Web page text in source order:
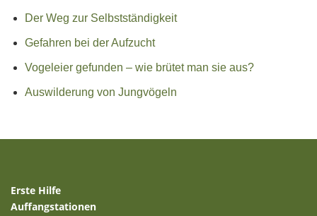
Der Weg zur Selbstständigkeit
Gefahren bei der Aufzucht
Vogeleier gefunden – wie brütet man sie aus?
Auswilderung von Jungvögeln
Erste Hilfe
Auffangstationen